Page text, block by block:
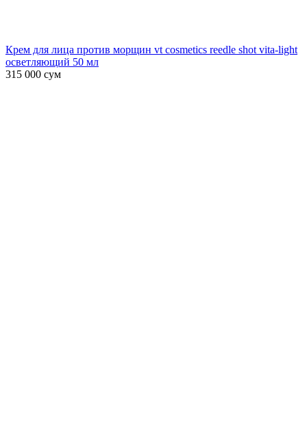
Крем для лица против морщин vt cosmetics reedle shot vita-light
осветляющий 50 мл
315 000 сум